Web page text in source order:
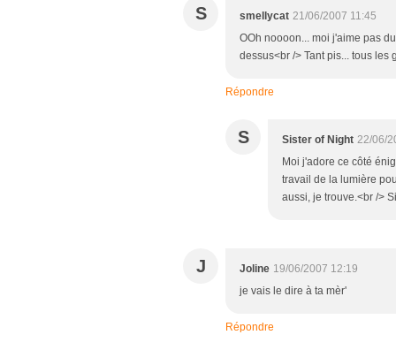
S smellycat 21/06/2007 11:45
OOh noooon... moi j'aime pas
dessus<br /> Tant pis... tous les
Répondre
S Sister of Night 22/06/
Moi j'adore ce côté
travail de la lumière
aussi, je trouve.<br />
J Joline 19/06/2007 12:19
je vais le dire à ta mèr'
Répondre